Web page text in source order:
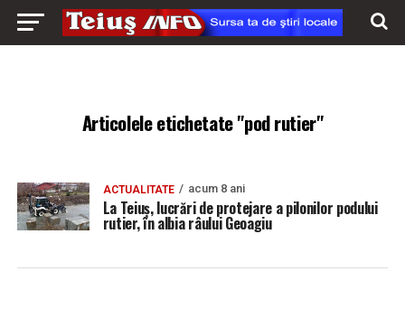
Articolele etichetate "pod rutier"
ACTUALITATE acum 8 ani
La Teiuș, lucrări de protejare a pilonilor podului
rutier, în albia râului Geoagiu